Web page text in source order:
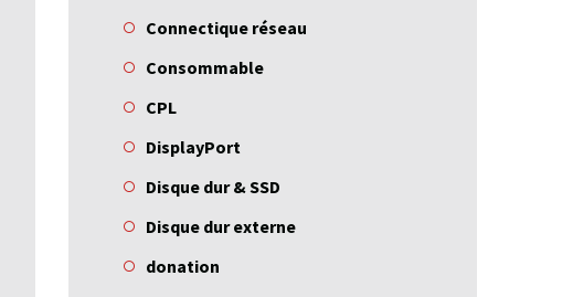
Connectique réseau
Consommable
CPL
DisplayPort
Disque dur & SSD
Disque dur externe
donation